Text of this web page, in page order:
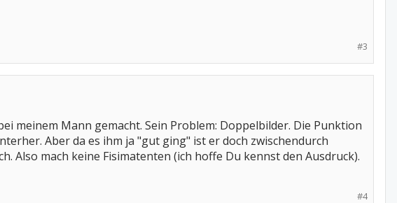
#3
meinem Mann gemacht. Sein Problem: Doppelbilder. Die Punktion
Aber da es ihm ja "gut ging" ist er doch zwischendurch
Also mach keine Fisimatenten (ich hoffe Du kennst den Ausdruck).
#4